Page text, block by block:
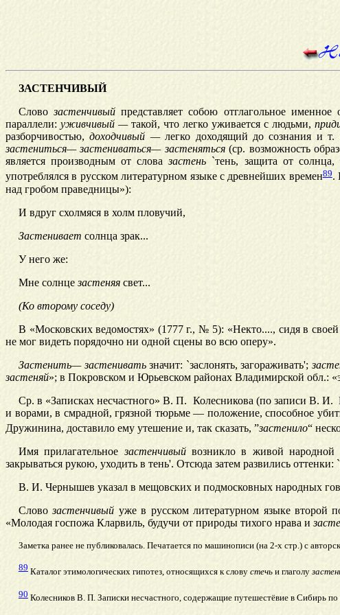
ЗАСТЕНЧИВЫЙ
Словозастенчивый представляет собою отглагольное
параллели:уживчивый —такой, что легко уживается с людьми,
разборчивостью,доходчивый —легко доходящий до сознания и т.
застениться— застениваться— застеняться(ср. возможность
является производным от словазастень `тень, защита от солнца,
употреблялся в русском литературном языке с древнейших времен89.
над гробом праведницы»):
И вдруг схолмяся в холм пловучий,
Застенивает солнца зрак...
У него же:
Мне солнцезастеняясвет...
(Ко второму соседу)
В «Московских ведомостях» (1777 г., № 5): «Некто...., сидя в
не мог видеть порядочно ни одной сцены во всю оперу».
Застенить— застениватьзначит: `заслонять, загораживать';
застеняй»; в Покровском и Юрьевском районах Владимирской обл.:
Ср. в «Записках несчастного» В.П. Колесникова (по записи В. И.
и ворами, в смрадной, грязной тюрьме — положение, способное
Дружинина, доставило ему утешение и, так сказать, ”застенило“
Имя прилагательноезастенчивыйвозникло в живой народной
закрываться рукою, уходить в тень'. Отсюда затем развились
В. И. Чернышев указал в мещовских и подмосковных народных
Словозастенчивый уже в русском литературном языке второй
«Молодая госпожа Кларвиль, будучи от природы тихого нрава и
Заметка ранее не публиковалась. Печатается по машинописи (на 2-х стр.) с
89Каталог этимологических гипотез, относящихся к слову стечьи глаголу
90Колесников В. П. Записки несчастного, содержащие путешестёвие в Сибирь